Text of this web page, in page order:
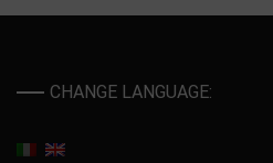
CHANGE LANGUAGE: